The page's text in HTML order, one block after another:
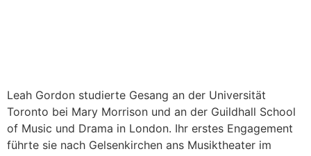
Leah Gordon studierte Gesang an der Universität
Toronto bei Mary Morrison und an der Guildhall School
of Music und Drama in London. Ihr erstes Engagement
führte sie nach Gelsenkirchen ans Musiktheater im